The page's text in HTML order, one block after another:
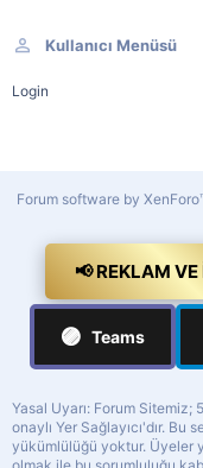
Kullanıcı Menüsü
Login
Forum software by
📢 REKLAM
🟣 Teams
Yasal Uyarı: Forum Sitemiz;
onaylı Yer Sağlayıcı'dır.
yükümlülüğü yoktur. Üyeler